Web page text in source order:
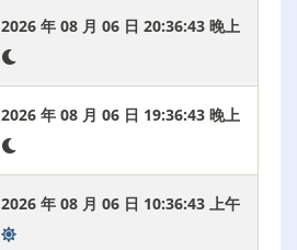
2026 年 08 月 06 日 20:36:44 晚上
2026 年 08 月 06 日 19:36:44 晚上
2026 年 08 月 06 日 10:36:44 上午